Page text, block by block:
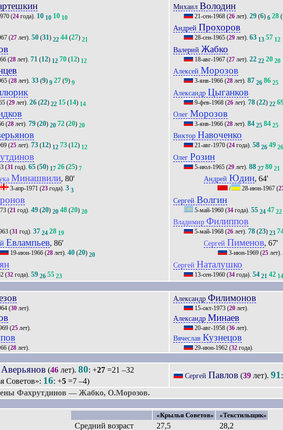
(24 года). 10 10 10 10
(27 лет).50 (31) 22 44 (27) 21
(28 лет).71 (12) 12 70 (12) 12
(28 лет).33 (9) 9 27 (9) 9
(29 лет).26 (22) 22 15 (14) 14
(28 лет).79 (20) 20 72 (20) 20
(25 лет).73 (12) 12 73 (12) 12
(31 год).65 (50) 17 26 (25) 7
Минашвили, 80'
3-апр-1971 (23года). 3 3
(21 год).49 (20) 20 48 (20) 20
(31 год).37 24 28 19
Евлампьев, 86'
19-июн-1966(28лет). 40(20) 20
(32 года).59 26 55 23
Михаил Володин
21-сен-1968 (26 лет).29 (6) 6 28 (
АндрейПрохоров
28-сен-1965 (29 лет).63 13 57 12
Валерий Жабко
18-авг-1967 (27 лет).22 22 20 20
Алексей Морозов
3-янв-1966 (28 лет).87 26 86 25
Александр Цыганков
9-фев-1968 (26 лет).78 (22) 22
Олег Морозов
3-янв-1966 (28 лет).84 25 84 25
ВикторНавоченко
21-авг-1970 (24 года).58 26 49 26
Олег Розин
5-июл-1965 (29 лет).88 27 80 21
Андрей Юдин, 64'
/ 28-июн-1967(
Сергей Волгин
5-май-1960 (34 года).55 24 47 22
ВладимирФилиппов
5-май-1968 (26 лет).78 (23) 23
СергейПименов, 67'
3-июн-1969(25лет).
Сергей Наталушко
13-сен-1960 (34 года).54 21 42 14
(30 лет).
(25 лет).
(28 лет).
АлександрФилимонов
15-окт-1973 (20 лет).
Александр Минаев
20-авг-1958 (36 лет).
Вячеслав Кузнецов
29-июн-1962 (32 года).
Аверьянов (46 лет).80: +27 =21 –32
Советов»: 16: +5=7 –4)
Сергей Павлов (39 лет).91
Фахрутдинов — Жабко, О.Морозов.
«Крылья Советов»
«Текстильщик»
Средний возраст 27,5 28,2